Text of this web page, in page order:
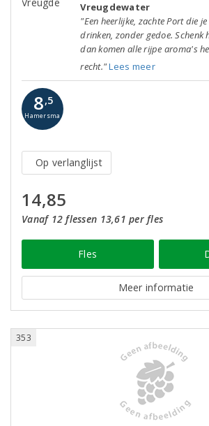
Vreugdewater
"Een heerlijke, zachte Port die
drinken, zonder gedoe. Schenk
dan komen alle rijpe aroma's
recht."Lees meer
8,5
Hamersma
Op verlanglijst
14,85
Vanaf 12 flessen 13,61 per fles
Fles
Meer informatie
353